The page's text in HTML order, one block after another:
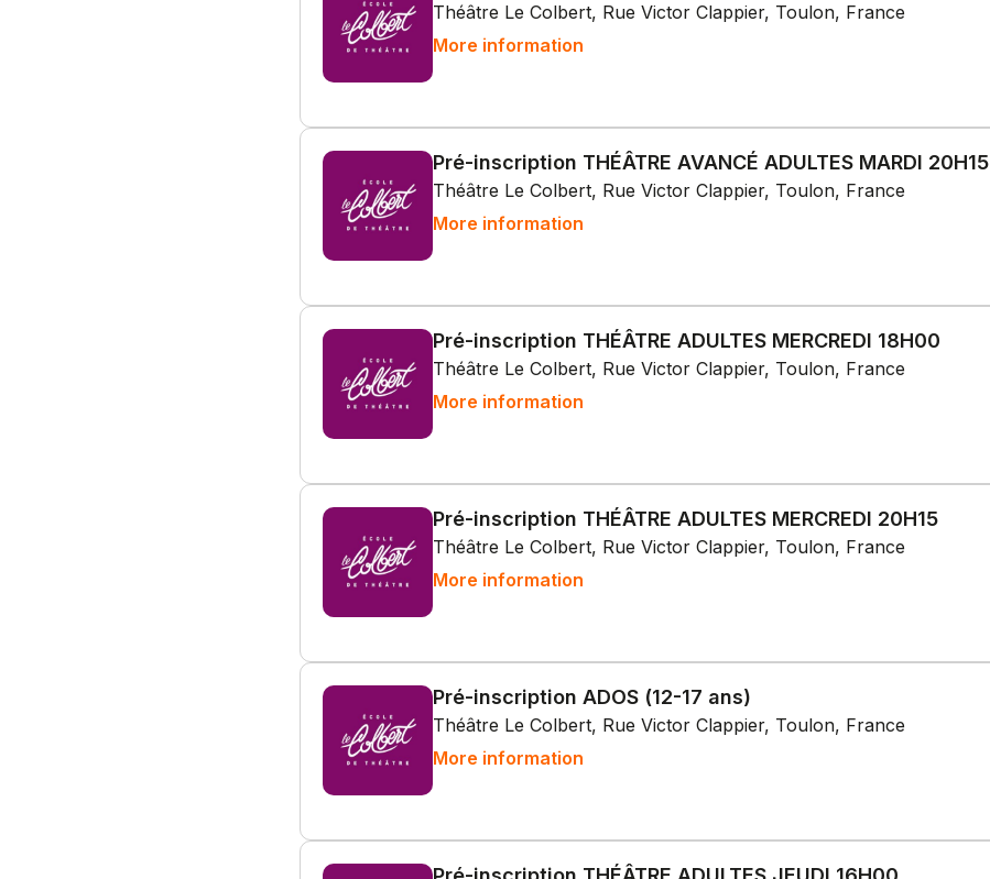
Théâtre Le Colbert, Rue Victor Clappier, Toulon, France
More information
Pré-inscription THÉÂTRE AVANCÉ ADULTES MARDI 20H15
Théâtre Le Colbert, Rue Victor Clappier, Toulon, France
More information
Pré-inscription THÉÂTRE ADULTES MERCREDI 18H00
Théâtre Le Colbert, Rue Victor Clappier, Toulon, France
More information
Pré-inscription THÉÂTRE ADULTES MERCREDI 20H15
Théâtre Le Colbert, Rue Victor Clappier, Toulon, France
More information
Pré-inscription ADOS (12-17 ans)
Théâtre Le Colbert, Rue Victor Clappier, Toulon, France
More information